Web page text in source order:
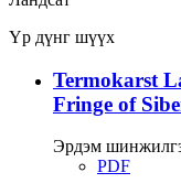
Үр дүнг шүүх
Termokarst
Fringe of
Эрдэм
PDF